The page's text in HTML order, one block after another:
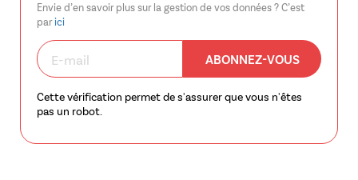
Envie d’en savoir plus sur la gestion de vos données ? C’est
parici
Cette vérification permet de s'assurer que vous n'êtes
pas un robot.
ABONNEZ-VOUS